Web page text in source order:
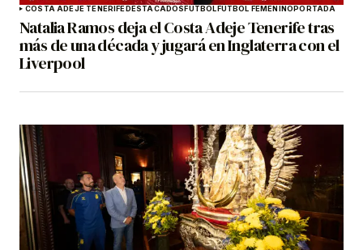
COSTA ADEJE TENERIFEDESTACADOSFÚTBOLFÚTBOL FEMENINOPORTADA
Natalia Ramos deja el Costa Adeje Tenerife tras
más de una década y jugará en Inglaterra con el
Liverpool